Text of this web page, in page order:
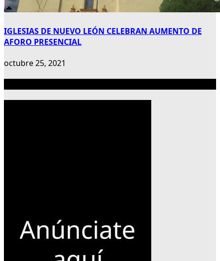
IGLESIAS DE NUEVO LEÓN CELEBRAN AUMENTO DE
AFORO PRESENCIAL
octubre 25, 2021